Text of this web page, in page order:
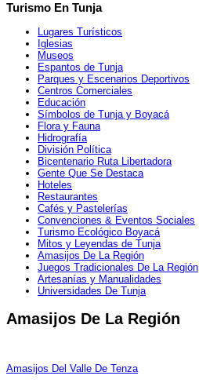
Turismo En Tunja
Lugares Turísticos
Iglesias
Museos
Espantos de Tunja
Parques y Escenarios Deportivos
Centros Comerciales
Educación
Símbolos de Tunja y Boyacá
Flora y Fauna
Hidrografía
División Política
Bicentenario Ruta Libertadora
Gente Que Se Destaca
Hoteles
Restaurantes
Cafés y Pastelerías
Convenciones & Eventos Sociales
Turismo Ecológico Boyacá
Mitos y Leyendas de Tunja
Amasijos De La Región
Juegos Tradicionales De La Región
Artesanías y Manualidades
Universidades De Tunja
Amasijos De La Región
Amasijos Del Valle De Tenza